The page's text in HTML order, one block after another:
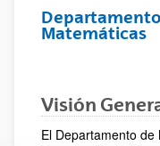
Matemáticas
Visión
El Departamento